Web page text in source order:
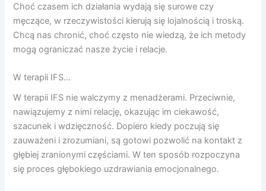
Choć czasem ich działania wydają się surowe czy
męczące, w rzeczywistości kierują się lojalnością i troską.
Chcą nas chronić, choć często nie wiedzą, że ich metody
mogą ograniczać nasze życie i relacje.
W terapii IFS…
W terapii IFS nie walczymy z menadżerami. Przeciwnie,
nawiązujemy z nimi relację, okazując im ciekawość,
szacunek i wdzięczność. Dopiero kiedy poczują się
zauważeni i zrozumiani, są gotowi pozwolić na kontakt z
głębiej zranionymi częściami. W ten sposób rozpoczyna
się proces głębokiego uzdrawiania emocjonalnego.